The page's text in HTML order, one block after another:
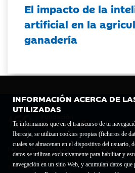
INFORMACIÓN ACERCA DE
UTILIZADAS
Te informamos que en el transcurso de tu
Ibercaja, se utilizan cookies propias (ficheros de
cuales se almacenan en el dispositivo del usuario,
datos se utilizan exclusivamente para habilitar y
navegación en un sitio Web, y acumulan datos que
El impacto de la
artificial en la
ganadería
Fundación Bancaria Ibercaja C.I.F. G-50000652.
Inscrita en el Registro de Fundaciones del Mº de
1689.